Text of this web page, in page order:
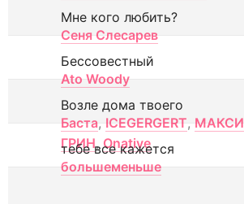
Мне кого любить?
Сеня Слесарев
Бессовестный
Ato Woody
Возле дома твоего
Баста, ICEGERGERT, МАКСИ
ГРИН, Onative
тебе все кажется
большеменьше